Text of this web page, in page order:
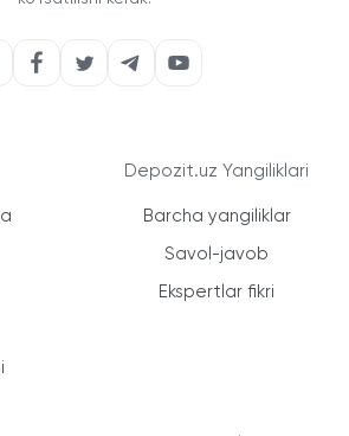
Depozit.uz Yangiliklari
Barcha yangiliklar
Savol-javob
Ekspertlar fikri